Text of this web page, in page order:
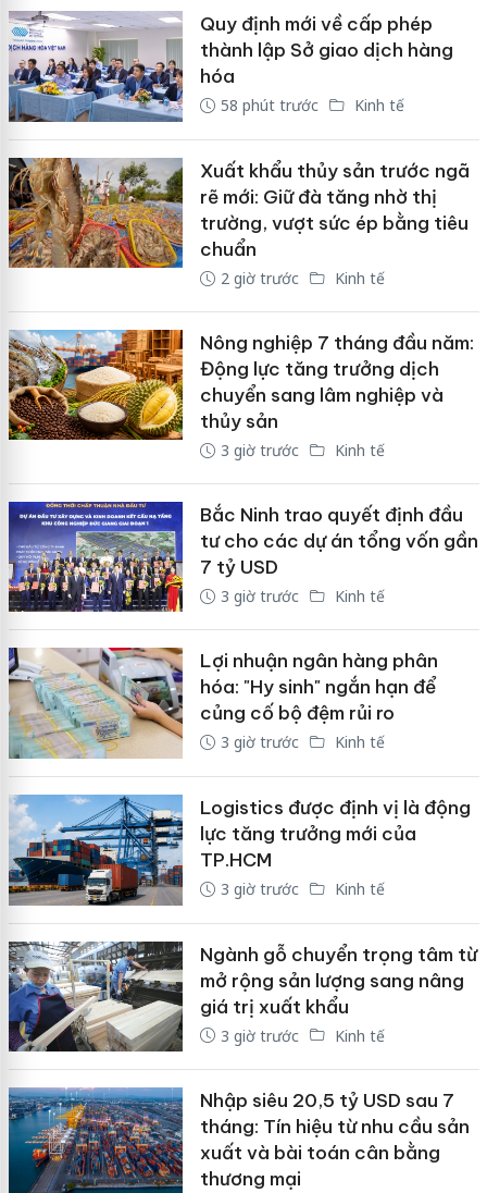
Quy định mới về cấp phép
thành lập Sở giao dịch hàng
hóa
58 phút trước Kinh tế
Xuất khẩu thủy sản trước ngã
rẽ mới: Giữ đà tăng nhờ thị
trường, vượt sức ép bằng tiêu
chuẩn
2 giờ trước Kinh tế
Nông nghiệp 7 tháng đầu năm:
Động lực tăng trưởng dịch
chuyển sang lâm nghiệp và
thủy sản
3 giờ trước Kinh tế
Bắc Ninh trao quyết định đầu
tư cho các dự án tổng vốn gần
7 tỷ USD
3 giờ trước Kinh tế
Lợi nhuận ngân hàng phân
hóa: "Hy sinh" ngắn hạn để
củng cố bộ đệm rủi ro
3 giờ trước Kinh tế
Logistics được định vị là động
lực tăng trưởng mới của
TP.HCM
3 giờ trước Kinh tế
Ngành gỗ chuyển trọng tâm từ
mở rộng sản lượng sang nâng
giá trị xuất khẩu
3 giờ trước Kinh tế
Nhập siêu 20,5 tỷ USD sau 7
tháng: Tín hiệu từ nhu cầu sản
xuất và bài toán cân bằng
thương mại